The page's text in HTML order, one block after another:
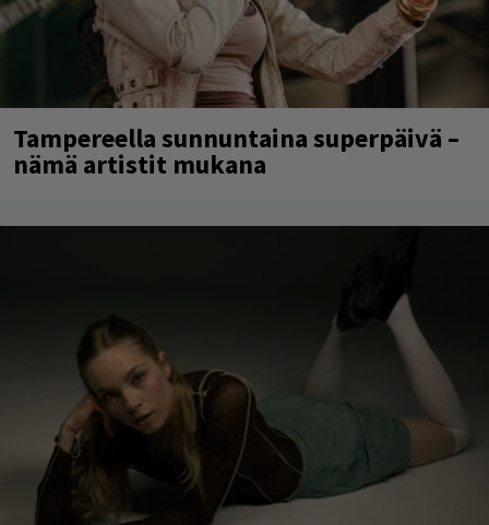
Tampereella sunnuntaina superpäivä –
nämä artistit mukana